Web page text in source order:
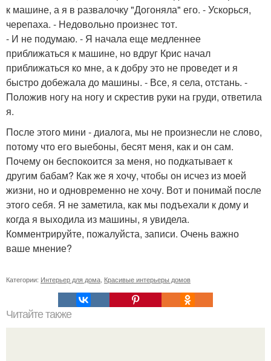
к машине, а я в развалочку "Догоняла" его. - Ускорься,
черепаха. - Недовольно произнес тот.
- И не подумаю. - Я начала еще медленнее
приближаться к машине, но вдруг Крис начал
приближаться ко мне, а к добру это не проведет и я
быстро добежала до машины. - Все, я села, отстань. -
Положив ногу на ногу и скрестив руки на груди, ответила
я.
После этого мини - диалога, мы не произнесли не слово,
потому что его выебоны, бесят меня, как и он сам.
Почему он беспокоится за меня, но подкатывает к
другим бабам? Как же я хочу, чтобы он исчез из моей
жизни, но и одновременно не хочу. Вот и понимай после
этого себя. Я не заметила, как мы подъехали к дому и
когда я выходила из машины, я увидела.
Комментрируйте, пожалуйста, записи. Очень важно
ваше мнение?
Категории: Интерьер для дома Красивые интерьеры домов
Читайте также